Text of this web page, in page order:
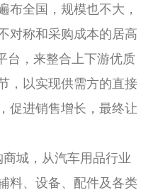
布全国，规模也不大，
对称和采购成本的居高
台，来整合上下游优质
，以实现供需方的直接
促进销售增长，最终让
城，从汽车用品行业
料、设备、配件及各类